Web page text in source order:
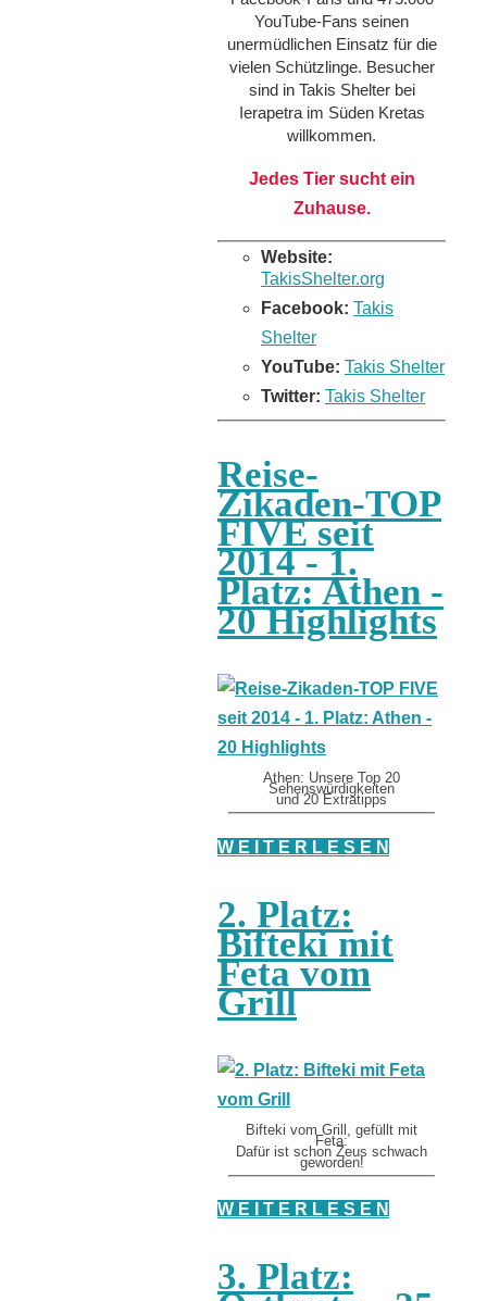
YouTube-Fans seinen
unermüdlichen Einsatz für die
vielen Schützlinge. Besucher
sind in Takis Shelter bei
Ierapetra im Süden Kretas
willkommen.
Jedes Tier sucht ein
Zuhause.
Website:
TakisShelter.org
Facebook: Takis
Shelter
YouTube: Takis Shelter
Twitter: Takis Shelter
Reise-
Zikaden-TOP
FIVE seit
2014 - 1.
Platz: Athen -
20 Highlights
Athen: Unsere Top 20
Sehenswürdigkeiten
und 20 Extratipps
W E I T E R L E S E N
2. Platz:
Bifteki mit
Feta vom
Grill
Bifteki vom Grill, gefüllt mit
Feta:
Dafür ist schon Zeus schwach
geworden!
W E I T E R L E S E N
3. Platz: